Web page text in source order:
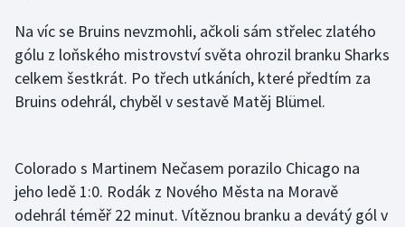
Na víc se Bruins nevzmohli, ačkoli sám střelec zlatého
gólu z loňského mistrovství světa ohrozil branku Sharks
celkem šestkrát. Po třech utkáních, které předtím za
Bruins odehrál, chyběl v sestavě Matěj Blümel.
Colorado s Martinem Nečasem porazilo Chicago na
jeho ledě 1:0. Rodák z Nového Města na Moravě
odehrál téměř 22 minut. Vítěznou branku a devátý gól v